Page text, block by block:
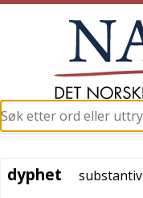
dyphet
dyphet substantiv